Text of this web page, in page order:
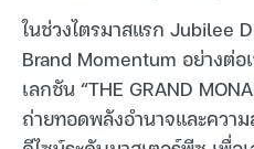
ในช่วงไตรมาสแรก Jubilee
Brand Momentum อย่างต่
เลกชัน “THE GRAND
ถ่ายทอดพลังอำนาจและควา